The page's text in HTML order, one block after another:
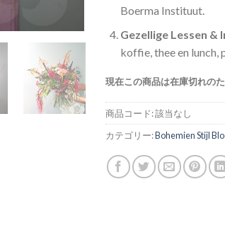
Boerma Instituut.
Gezellige Lessen &
koffie, thee en lunch,
現在この商品は在庫切れの
商品コード:該当なし
カテゴリー:Bohemien Stijl